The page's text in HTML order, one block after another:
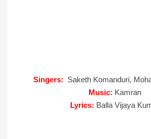
Singers: Saketh Komanduri,
Music: Kamran
Lyrics: Balla Vijaya